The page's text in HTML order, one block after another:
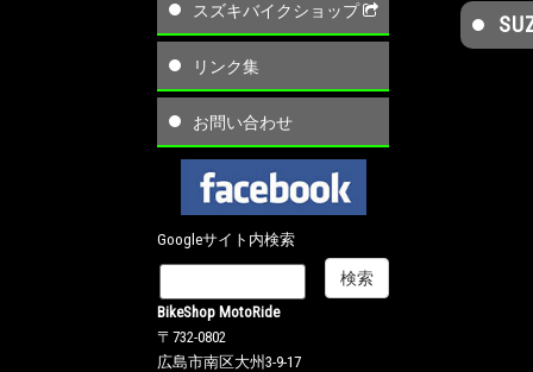
スズキバイクショップ
リンク集
お問い合わせ
Googleサイト内検索
BikeShop MotoRide
〒732-0802
広島市南区大州3-9-17